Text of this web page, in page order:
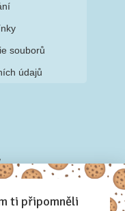
souborů
údajů
ti připomněli